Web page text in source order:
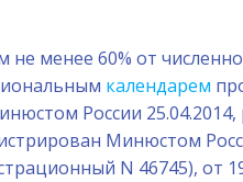
менее 60% от
календарем
России
Минюстом
N 46745), от